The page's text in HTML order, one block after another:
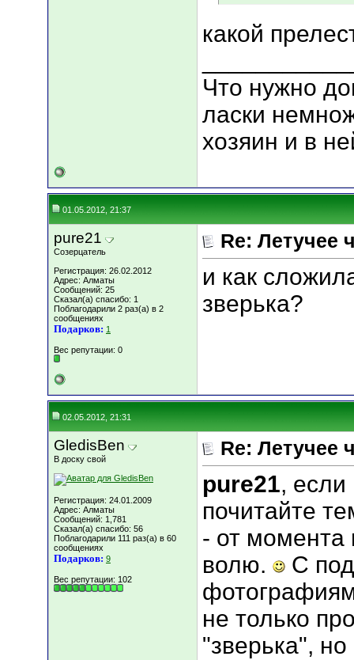
какой
Что нужно
ласки
хозяин и в
01.05.2012, 21:37
pure21
Созерцатель
Регистрация: 26.02.2012
Адрес: Алматы
Сообщений: 25
Сказал(а) спасибо: 1
Поблагодарили 2 раз(а) в 2
сообщениях
Подарков: 1
Вес репутации: 0
Re: Летучее
и как
зверька?
02.05.2012, 21:31
GledisBen
В доску свой
Регистрация: 24.01.2009
Адрес: Алматы
Сообщений: 1,781
Сказал(а) спасибо: 56
Поблагодарили 111 раз(а) в 60
сообщениях
Подарков: 9
Вес репутации: 102
Re: Летучее
pure21,
почитайте
- от момента
волю.
С
не только
"зверька",